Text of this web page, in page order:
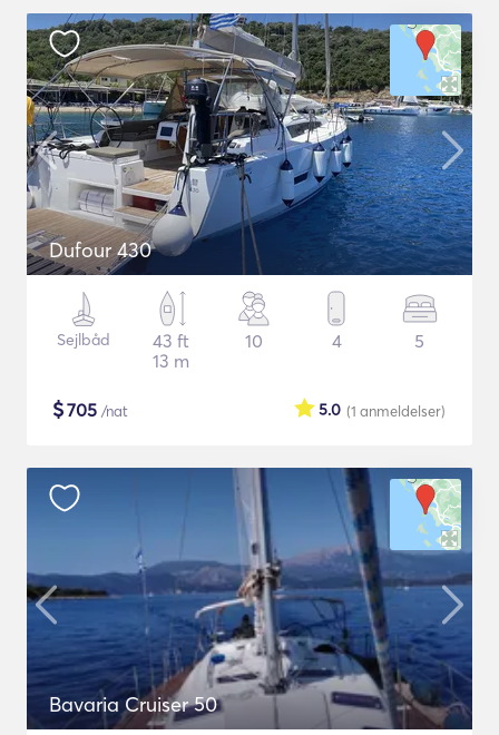
Dufour 430
Sejlbåd
43 ft
13 m
10 4 5
$705 /nat (1 anmeldelser)
5.0
Bavaria Cruiser 50